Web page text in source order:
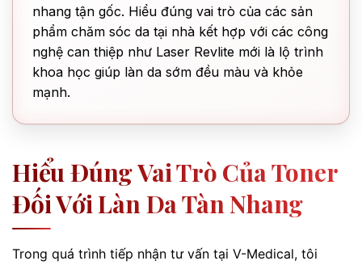
nhang tận gốc. Hiểu đúng vai trò của các sản
phẩm chăm sóc da tại nhà kết hợp với các công
nghệ can thiệp như Laser Revlite mới là lộ trình
khoa học giúp làn da sớm đều màu và khỏe
mạnh.
Hiểu Đúng Vai Trò Của Toner
Đối Với Làn Da Tàn Nhang
Trong quá trình tiếp nhận tư vấn tại V-Medical, tôi